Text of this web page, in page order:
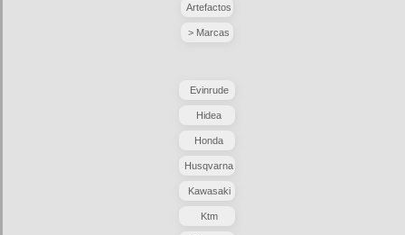
Artefactos
> Marcas
Evinrude
Hidea
Honda
Husqvarna
Kawasaki
Ktm